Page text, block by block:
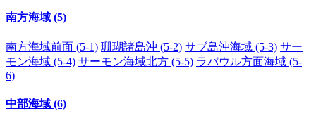
南方海域 (5)
南方海域前面 (5-1) 珊瑚諸島沖 (5-2) サブ島沖海域 (5-3) サー
モン海域 (5-4) サーモン海域北方 (5-5) ラバウル方面海域 (5-
6)
中部海域 (6)